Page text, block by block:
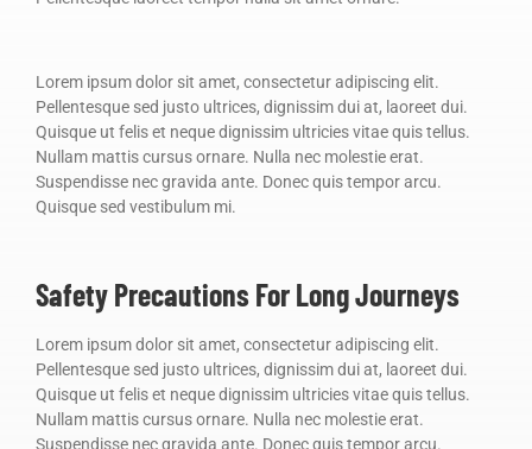
Lorem ipsum dolor sit amet, consectetur adipiscing elit.
Pellentesque sed justo ultrices, dignissim dui at, laoreet dui.
Quisque ut felis et neque dignissim ultricies vitae quis tellus.
Nullam mattis cursus ornare. Nulla nec molestie erat.
Suspendisse nec gravida ante. Donec quis tempor arcu.
Quisque sed vestibulum mi.
Safety Precautions For Long Journeys
Lorem ipsum dolor sit amet, consectetur adipiscing elit.
Pellentesque sed justo ultrices, dignissim dui at, laoreet dui.
Quisque ut felis et neque dignissim ultricies vitae quis tellus.
Nullam mattis cursus ornare. Nulla nec molestie erat.
Suspendisse nec gravida ante. Donec quis tempor arcu.